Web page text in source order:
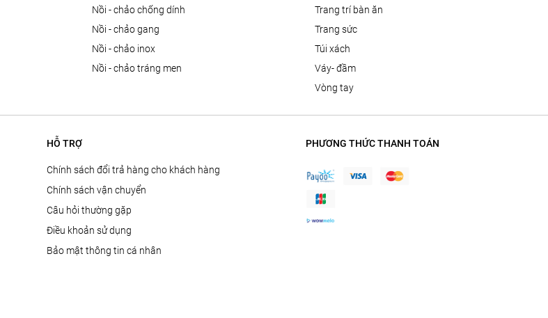
nồi - chảo chống dính
nồi - chảo gang
nồi - chảo inox
nồi - chảo tráng men
trang trí bàn ăn
trang sức
túi xách
váy- đầm
vòng tay
HỖ TRỢ
Chính sách đổi trả hàng cho khách hàng
Chính sách vận chuyển
Câu hỏi thường gặp
Điều khoản sử dụng
Bảo mật thông tin cá nhân
PHƯƠNG THỨC THANH TOÁN